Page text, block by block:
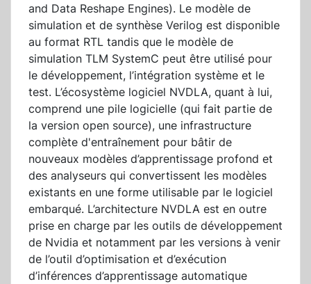
and Data Reshape Engines). Le modèle de
simulation et de synthèse Verilog est disponible
au format RTL tandis que le modèle de
simulation TLM SystemC peut être utilisé pour
le développement, l’intégration système et le
test. L’écosystème logiciel NVDLA, quant à lui,
comprend une pile logicielle (qui fait partie de
la version open source), une infrastructure
complète d'entraînement pour bâtir de
nouveaux modèles d’apprentissage profond et
des analyseurs qui convertissent les modèles
existants en une forme utilisable par le logiciel
embarqué. L’architecture NVDLA est en outre
prise en charge par les outils de développement
de Nvidia et notamment par les versions à venir
de l’outil d’optimisation et d’exécution
d’inférences d’apprentissage automatique